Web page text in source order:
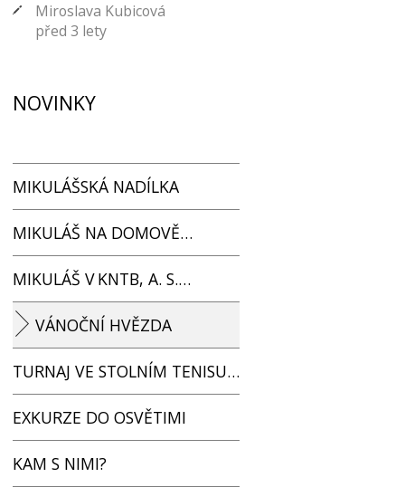
Miroslava Kubicová
před 3 lety
NOVINKY
MIKULÁŠSKÁ NADÍLKA
MIKULÁŠ NA DOMOVĚ…
MIKULÁŠ V KNTB, A. S.…
VÁNOČNÍ HVĚZDA
TURNAJ VE STOLNÍM TENISU…
EXKURZE DO OSVĚTIMI
KAM S NIMI?